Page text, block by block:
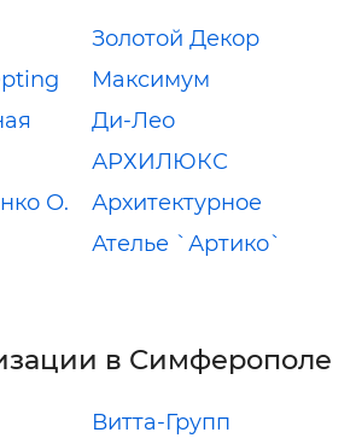
Золотой Декор
Максимум
Ди-Лео
АРХИЛЮКС
О.
Архитектурное
Ателье `Артико`
в Симферополе
Витта-Групп